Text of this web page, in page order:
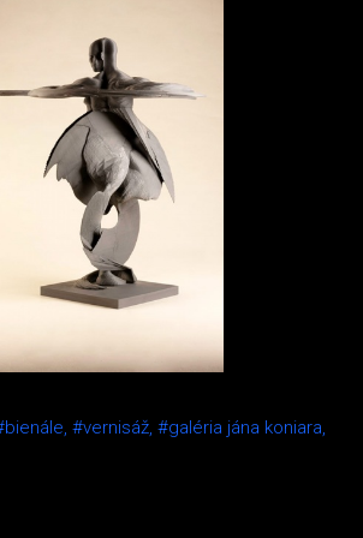
#vernisáž, #galéria jána koniara,